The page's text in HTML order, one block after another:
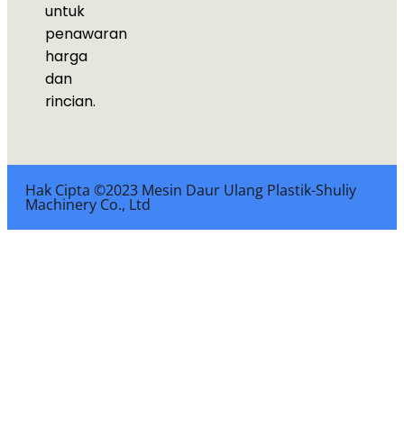
untuk
penawaran
harga
dan
rincian.
Hak Cipta ©2023 Mesin Daur Ulang Plastik-Shuliy
Machinery Co., Ltd